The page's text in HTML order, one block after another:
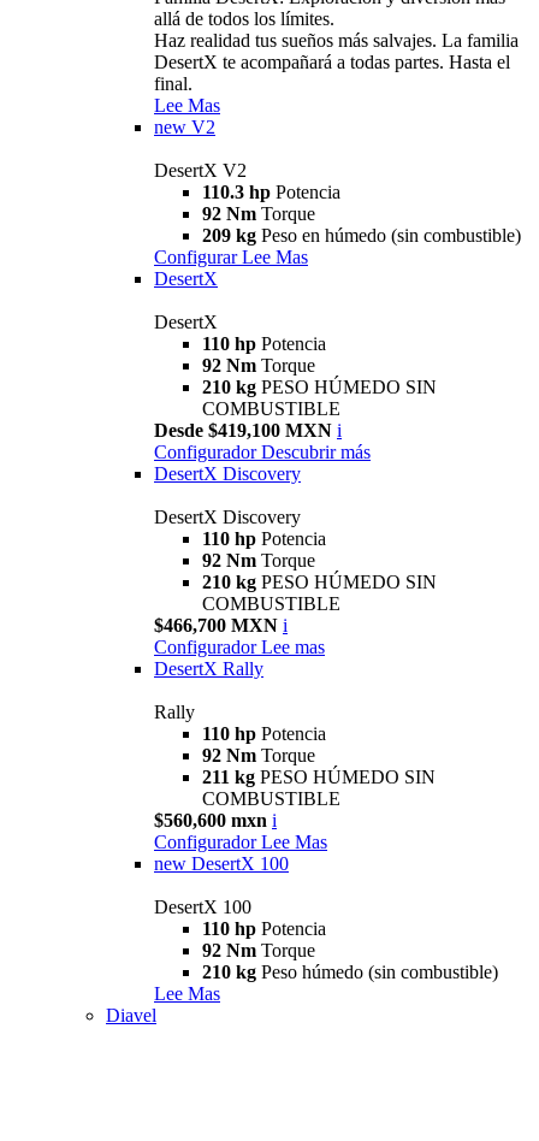
allá de todos los límites.
Haz realidad tus sueños más salvajes. La familia
DesertX te acompañará a todas partes. Hasta el
final.
Lee Mas
new V2
DesertX V2
110.3 hp Potencia
92 Nm Torque
209 kg Peso en húmedo (sin combustible)
Configurar Lee Mas
DesertX
DesertX
110 hp Potencia
92 Nm Torque
210 kg PESO HÚMEDO SIN
COMBUSTIBLE
Desde $419,100 MXN i
Configurador Descubrir más
DesertX Discovery
DesertX Discovery
110 hp Potencia
92 Nm Torque
210 kg PESO HÚMEDO SIN
COMBUSTIBLE
$466,700 MXN i
Configurador Lee mas
DesertX Rally
Rally
110 hp Potencia
92 Nm Torque
211 kg PESO HÚMEDO SIN
COMBUSTIBLE
$560,600 mxn i
Configurador Lee Mas
new DesertX 100
DesertX 100
110 hp Potencia
92 Nm Torque
210 kg Peso húmedo (sin combustible)
Lee Mas
Diavel